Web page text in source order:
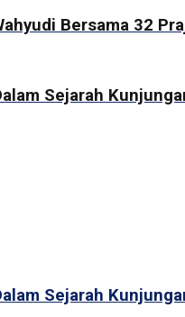
Bersama 32
Sejarah
Sejarah